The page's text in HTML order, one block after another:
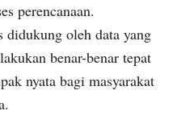
perencanaan.
didukung oleh data yang
benar-benar tepat
nyata bagi masyarakat